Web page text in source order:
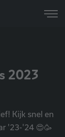
2023
Kijk snel en
'23-'24 😍🥳